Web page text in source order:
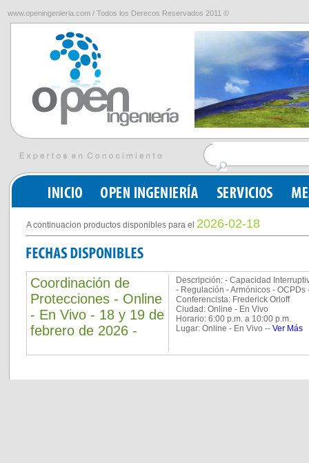
www.openingenieria.com / Todos los Derecos Reservados 2011 ©
A continuacion productos disponibles para el 2026-02-18
Coordinación de
Protecciones - Online
- En Vivo - 18 y 19 de
febrero de 2026 -
Descripción: - Capacidad
- Regulación - Armónicos - OCPDs
Conferencista: Frederick Orloff
Ciudad: Online - En Vivo
Horario: 6:00 p.m. a 10:00 p.m.
Lugar: Online - En Vivo -- Ver Más